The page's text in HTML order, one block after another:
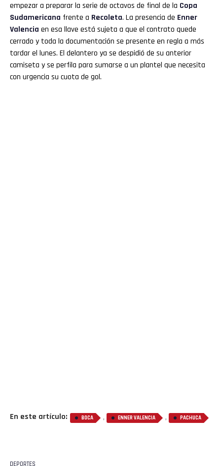
empezar a preparar la serie de octavos de final de la Copa
Sudamericana frente a Recoleta. La presencia de Enner
Valencia en esa llave está sujeta a que el contrato quede
cerrado y toda la documentación se presente en regla a más
tardar el lunes. El delantero ya se despidió de su anterior
camiseta y se perfila para sumarse a un plantel que necesita
con urgencia su cuota de gol.
En este artículo: BOCA , ENNER VALENCIA , PACHUCA
DEPORTES